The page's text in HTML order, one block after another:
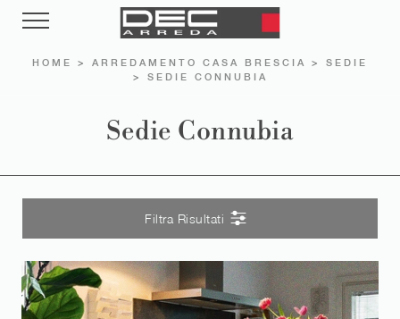
HOME > ARREDAMENTO CASA BRESCIA > SEDIE
> SEDIE CONNUBIA
Sedie Connubia
Filtra Risultati